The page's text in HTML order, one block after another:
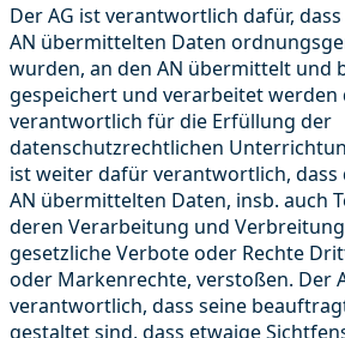
Der AG ist verantwortlich dafür,
AN übermittelten Daten
wurden, an den AN übermittelt und
gespeichert und verarbeitet
verantwortlich für die Erfüllung der
datenschutzrechtlichen
ist weiter dafür verantwortlich, dass
AN übermittelten Daten, insb. auch
deren Verarbeitung und
gesetzliche Verbote oder Rechte
oder Markenrechte, verstoßen. Der
verantwortlich, dass seine
gestaltet sind, dass etwaige